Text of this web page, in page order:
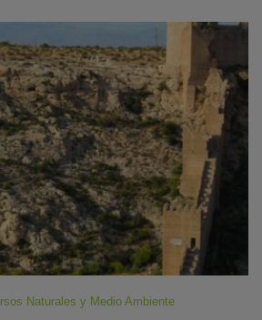
Naturales y Medio Ambiente